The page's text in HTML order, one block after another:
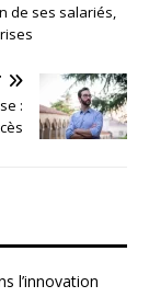
de ses salariés,
:
l’innovation